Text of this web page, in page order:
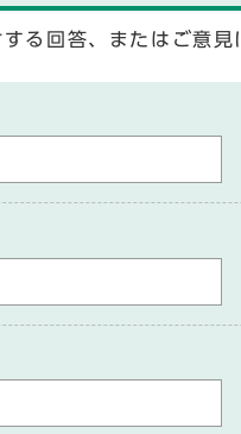
る回答、またはご意